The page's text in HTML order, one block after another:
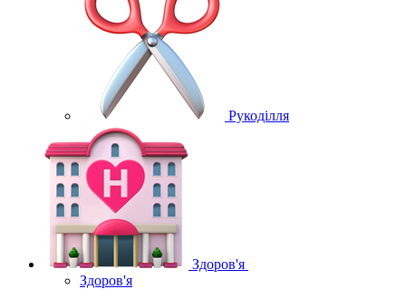
Рукоділля
Здоров'я
Здоров'я